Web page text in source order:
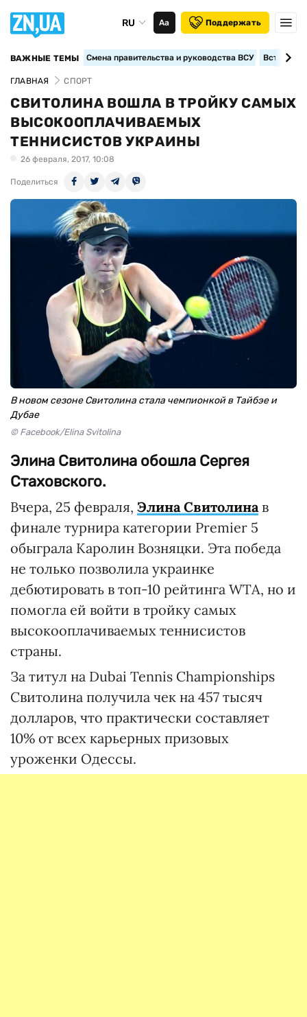
RU Аа Поддержать
ВАЖНЫЕ ТЕМЫ Смена правительства и руководства ВСУ
ГЛАВНАЯ СПОРТ
СВИТОЛИНА ВОШЛА В ТРОЙКУ САМЫХ
ВЫСОКООПЛАЧИВАЕМЫХ
ТЕННИСИСТОВ УКРАИНЫ
26 февраля, 2017, 10:08
Поделиться
В новом сезоне Свитолина стала чемпионкой в Тайбэе и
Дубае
© Facebook/Elina Svitolina
Элина Свитолина обошла Сергея
Стаховского.
Вчера, 25 февраля, Элина Свитолинав
финале турнира категории Premier 5
обыграла Каролин Возняцки. Эта победа
не только позволила украинке
дебютировать в топ-10 рейтинга WTA, но и
помогла ей войти в тройку самых
высокооплачиваемых теннисистов
страны.
За титул на Dubai Tennis Championships
Свитолина получила чек на 457 тысяч
долларов, что практически составляет
10% от всех карьерных призовых
уроженки Одессы.